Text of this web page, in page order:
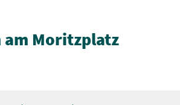
Moritzplatz